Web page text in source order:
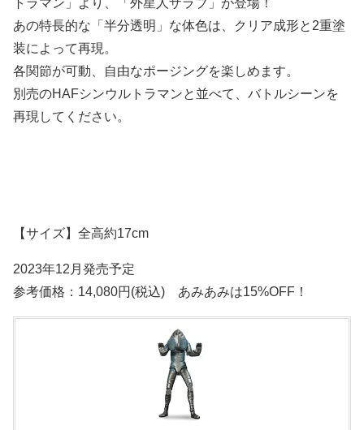
あの特長的な「半分透明」な体色は、クリア成形と2重塗
装によって再現。
各関節が可動、自由なポージングを楽しめます。
別売のHAFシンウルトラマンと並べて、バトルシーンを
再現してください。
【サイズ】全高約17cm
2023年12月発売予定
参考価格：14,080円(税込) あみあみは15%OFF！